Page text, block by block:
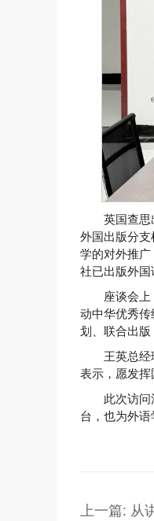
英国查
外国出版分
学的对外推
社已出版外国
座谈会上
动中华优秀
划、联合出版
王英总
表示，愿发
此次访
台，也为外语
上一篇: 从